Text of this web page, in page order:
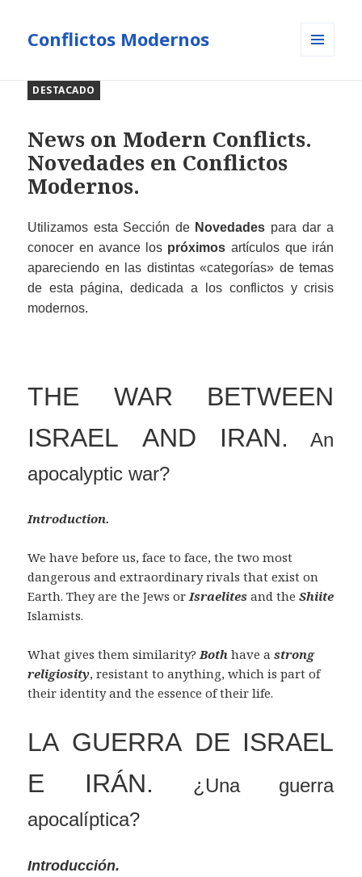
Conflictos Modernos
News on Modern Conflicts.
Novedades en Conflictos
Modernos.
Utilizamos esta Sección de Novedades para dar a
conocer en avance los próximos artículos que irán
apareciendo en las distintas «categorías» de temas
de esta página, dedicada a los conflictos y crisis
modernos.
THE WAR BETWEEN
ISRAEL AND IRAN.
An
apocalyptic war?
Introduction.
We have before us, face to face, the two most
dangerous and extraordinary rivals that exist on
Earth. They are the Jews orIsraelites and theShiite
Islamists.
What gives them similarity?Both have astrong
religiosity, resistant to anything, which is part of
their identity and the essence of their life.
LA GUERRA DE ISRAEL
E IRÁN.
¿Una guerra
apocalíptica?
Introducción.
DESTACADO